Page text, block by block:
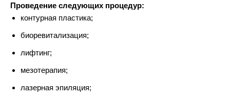
Проведение следующих процедур:
контурная пластика;
биоревитализация;
лифтинг;
мезотерапия;
лазерная эпиляция;